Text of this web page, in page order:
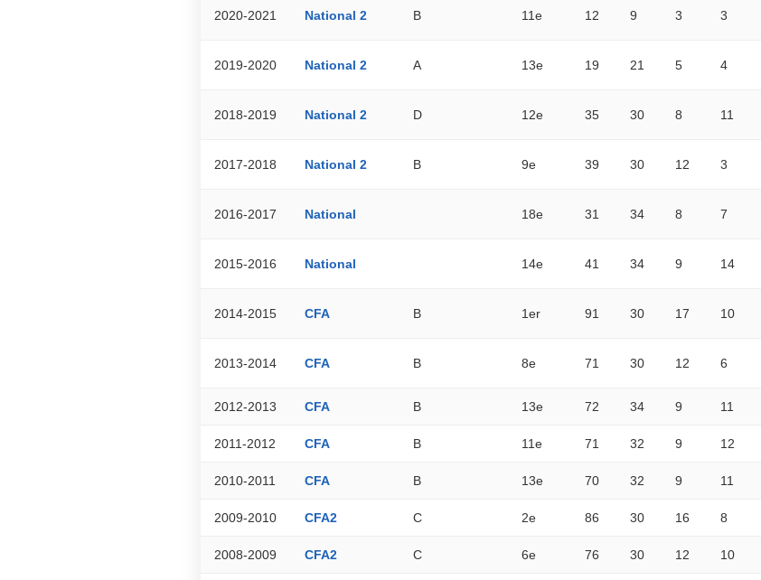
2020-2021 National 2 B 11e 12 9 3 3
2019-2020 National 2 A 13e 19 21 5 4
2018-2019 National 2 D 12e 35 30 8 11
2017-2018 National 2 B 9e 39 30 12 3
2016-2017 National 18e 31 34 8 7
2015-2016 National 14e 41 34 9 14
2014-2015 CFA B 1er 91 30 17 10
2013-2014 CFA B 8e 71 30 12 6
2012-2013 CFA B 13e 72 34 9 11
2011-2012 CFA B 11e 71 32 9 12
2010-2011 CFA B 13e 70 32 9 11
2009-2010 CFA2 C 2e 86 30 16 8
2008-2009 CFA2 C 6e 76 30 12 10